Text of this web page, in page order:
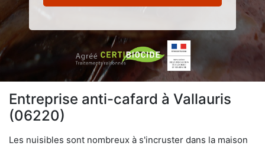
Entreprise anti-cafard à Vallauris
(06220)
Les nuisibles sont nombreux à s'incruster dans la maison